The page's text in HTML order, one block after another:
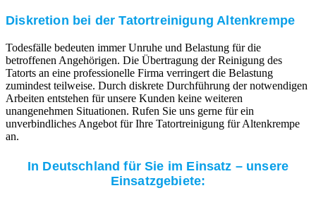
Diskretion bei der Tatortreinigung Altenkrempe
Todesfälle bedeuten immer Unruhe und Belastung für die
betroffenen Angehörigen. Die Übertragung der Reinigung des
Tatorts an eine professionelle Firma verringert die Belastung
zumindest teilweise. Durch diskrete Durchführung der notwendigen
Arbeiten entstehen für unsere Kunden keine weiteren
unangenehmen Situationen. Rufen Sie uns gerne für ein
unverbindliches Angebot für Ihre Tatortreinigung für Altenkrempe
an.
In Deutschland für Sie im Einsatz – unsere
Einsatzgebiete: